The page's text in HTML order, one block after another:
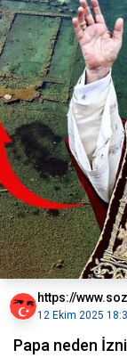
https://
12 Ekim 2025
Papa neden